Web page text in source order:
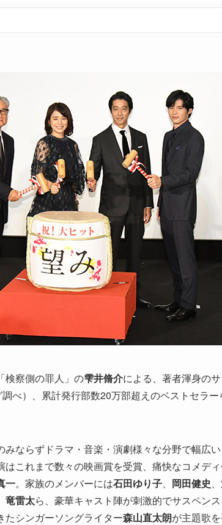
検察側の罪人」の雫井脩介による、著者渾身の
べ）、累計発行部数20万部超えのベストセラ
みならずドラマ・音楽・演劇様々な分野で幅広
はこれまで数々の映画賞を受賞、痛快なコメデ
一。家族のメンバーには石田ゆり子、 岡田健史、
竜雷太ら、豪華キャスト陣が刺激的でサスペン
たシンガーソングライター森山直太朗が主題歌